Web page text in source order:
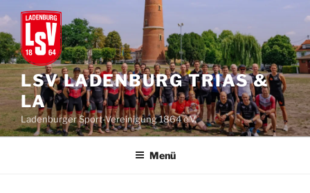
Inhalt
springen
LSV LADENBURG TRIAS &
LA
Ladenburger Sport-Vereinigung 1864 e.V.
Menü